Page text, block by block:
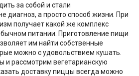
за собой и стали
диагноз, а просто способ жизни. При
получает какой же комплекс
питании. Приготовление пищи
им найти собственные
можно с удовольствием кушать.
и рассмотрим вегетарианскую
доставку пиццы всегда можно